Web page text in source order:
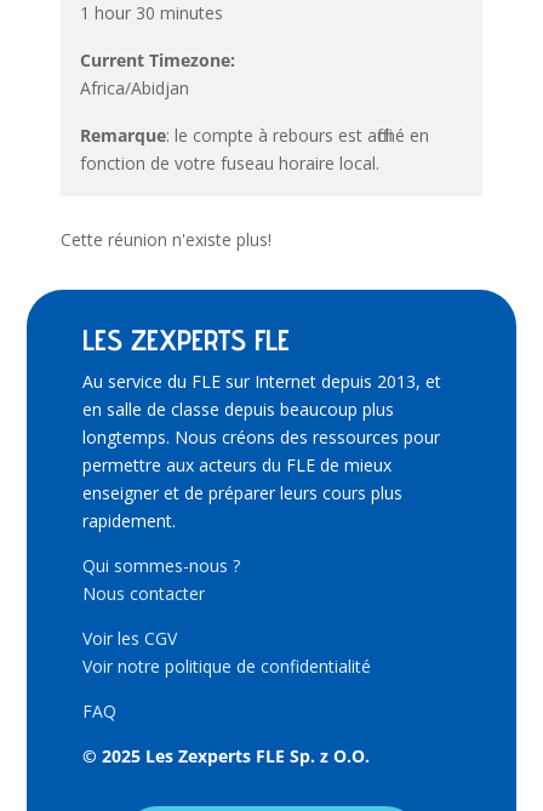
1 hour 30 minutes
Current Timezone:
Africa/Abidjan
Remarque: le compte à rebours est affiché en
fonction de votre fuseau horaire local.
Cette réunion n'existe plus!
LES ZEXPERTS FLE
Au service du FLE sur Internet depuis 2013, et
en salle de classe depuis beaucoup plus
longtemps. Nous créons des ressources pour
permettre aux acteurs du FLE de mieux
enseigner et de préparer leurs cours plus
rapidement.
Qui sommes-nous ?
Nous contacter
Voir les CGV
Voir notre politique de confidentialité
FAQ
© 2025 Les Zexperts FLE Sp. z O.O.